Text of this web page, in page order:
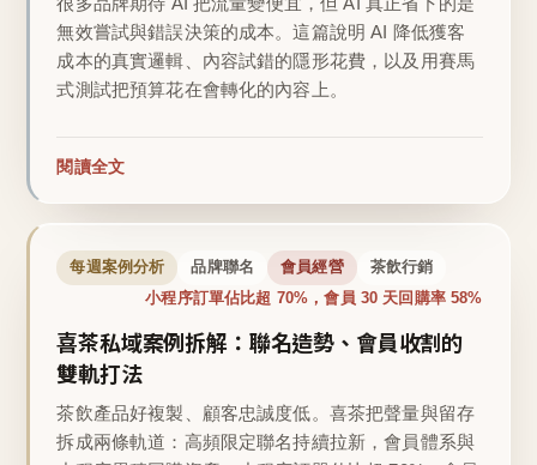
無效嘗試與錯誤決策的成本。這篇說明 AI 降低獲客
成本的真實邏輯、內容試錯的隱形花費，以及用賽馬
式測試把預算花在會轉化的內容上。
閱讀全文
每週案例分析 品牌聯名 會員經營 茶飲行銷
小程序訂單佔比超 70%，會員 30 天回購率 58%
喜茶私域案例拆解：聯名造勢、會員收割的
雙軌打法
茶飲產品好複製、顧客忠誠度低。喜茶把聲量與留存
拆成兩條軌道：高頻限定聯名持續拉新，會員體系與